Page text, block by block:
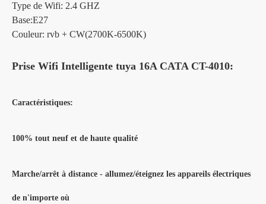
Type de Wifi: 2.4 GHZ
Base:E27
Couleur: rvb + CW(2700K-6500K)
Prise Wifi Intelligente tuya 16A CATA CT-4010:
Caractéristiques:
100% tout neuf et de haute qualité
Marche/arrêt à distance - allumez/éteignez les appareils électriques
de n'importe où